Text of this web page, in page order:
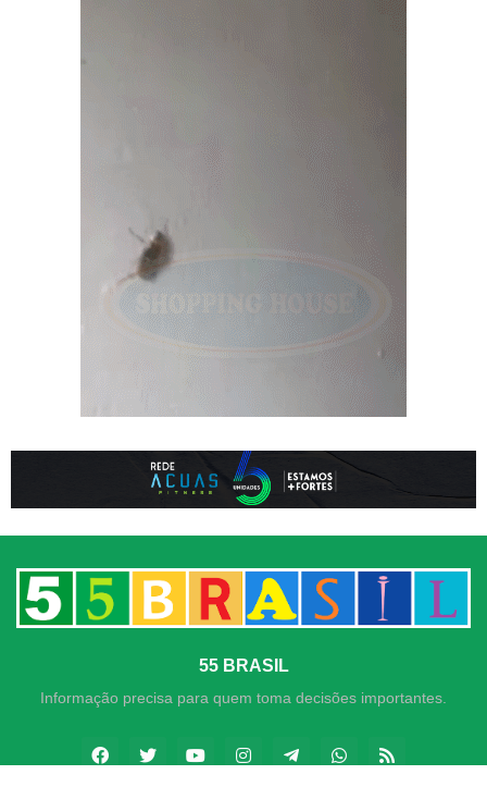
55 BRASIL
Informação precisa para quem toma decisões importantes.